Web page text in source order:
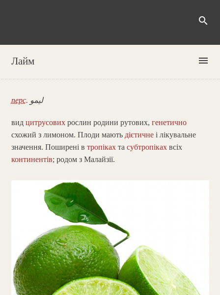
search
Лайм menu
перс. لیمو
вид цитрусовихрослин родини рутових, генетично
схожий з лимоном. Плоди мають дієтичнеі лікувальне
значення. Поширені в тропікахта субтропікахвсіх
континентів; родом з Малайзії.